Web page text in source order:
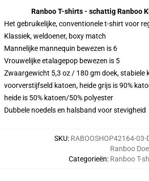
Ranboo T-shirts - schattig Ranboo
Het gebruikelijke, conventionele t-shirt voor
Klassiek, weldoener, boxy match
Mannelijke mannequin bewezen is 6
Vrouwelijke etalagepop bewezen is 5
Zwaargewicht 5,3 oz / 180 gm doek, stabiele
voorverstijfseld katoen, heide grijs is 90%
heide is 50% katoen/50% polyester
Dubbele noedels en halsband voor stevigheid
SKU: RABOOSHOP42164-03-
Categorieën:
Ranboo
Ranboo T-